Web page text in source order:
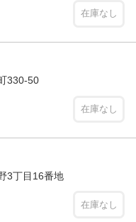
在庫なし
330-50
在庫なし
3丁目16番地
在庫なし